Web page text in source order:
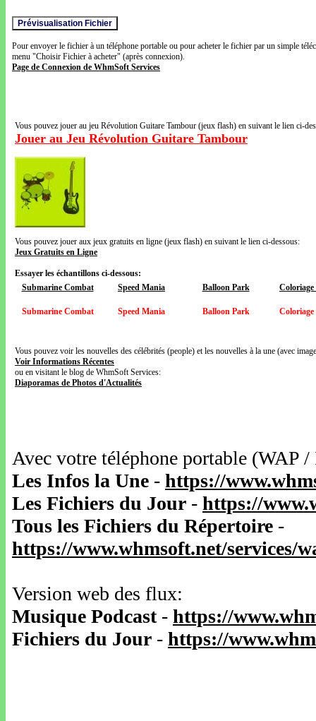
Pour envoyer le fichier à un téléphone portable ou pour acheter le fichier par un simple
menu "Choisir Fichier à acheter" (après connexion).
Page de Connexion de WhmSoft Services
Vous pouvez jouer au jeu Révolution Guitare Tambour (jeux flash) en suivant le lien ci-
Jouer au Jeu Révolution Guitare Tambour
Vous pouvez jouer aux jeux gratuits en ligne (jeux flash) en suivant le lien ci-dessous:
Jeux Gratuits en Ligne
Essayer les échantillons ci-dessous:
Submarine Combat
Speed Mania Balloon Park
Submarine Combat Speed Mania Balloon Park
Vous pouvez voir les nouvelles des célébrités (people) et les nouvelles à la une (avec
Voir Informations Récentes
ou en visitant le blog de WhmSoft Services:
Diaporamas de Photos d'Actualités
Avec votre téléphone portable
Les Infos la Une - https://
Les Fichiers du Jour - https://
Tous les Fichiers du Répertoire -
https://www.whmsoft.net/services/
Version web des flux:
Musique Podcast- https://
Fichiers du Jour - https://